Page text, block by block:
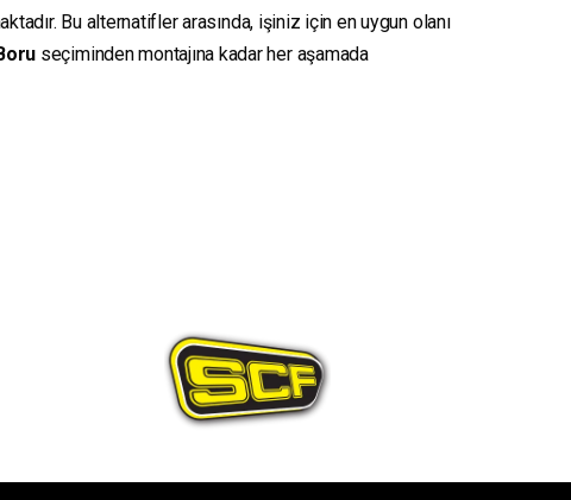
Bu alternatifler arasında, işiniz için en uygun olanı
seçiminden montajına kadar her aşamada